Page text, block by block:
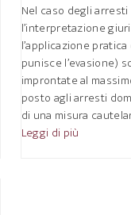
Nel caso degli
l’interpretazione
l’applicazione pratica
punisce l’evasione)
improntate al
posto agli arresti
di una misura
Leggi di più